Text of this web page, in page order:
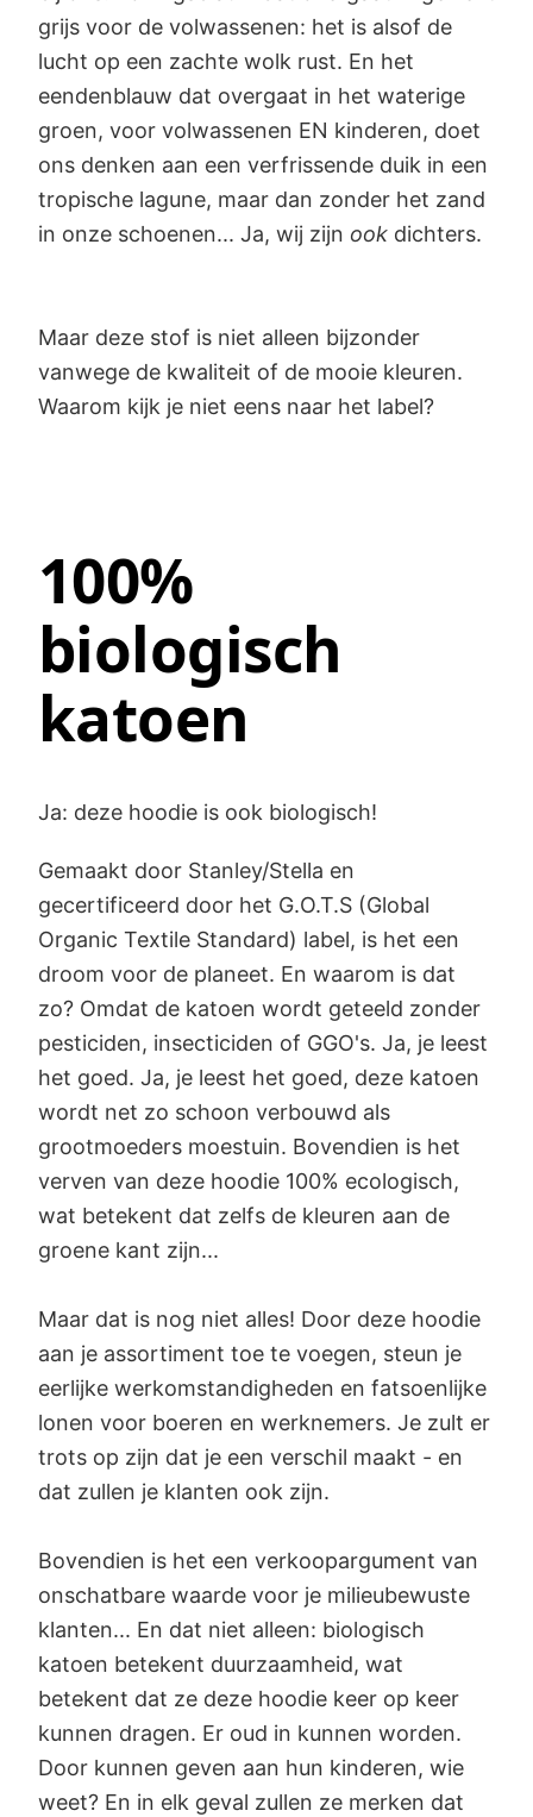
grijs voor de volwassenen: het is alsof de
lucht op een zachte wolk rust. En het
eendenblauw dat overgaat in het waterige
groen, voor volwassenen EN kinderen, doet
ons denken aan een verfrissende duik in een
tropische lagune, maar dan zonder het zand
in onze schoenen... Ja, wij zijn ook dichters.
Maar deze stof is niet alleen bijzonder
vanwege de kwaliteit of de mooie kleuren.
Waarom kijk je niet eens naar het label?
100%
biologisch
katoen
Ja: deze hoodie is ook biologisch!
Gemaakt door Stanley/Stella en
gecertificeerd door het G.O.T.S (Global
Organic Textile Standard) label, is het een
droom voor de planeet. En waarom is dat
zo? Omdat de katoen wordt geteeld zonder
pesticiden, insecticiden of GGO's. Ja, je leest
het goed. Ja, je leest het goed, deze katoen
wordt net zo schoon verbouwd als
grootmoeders moestuin. Bovendien is het
verven van deze hoodie 100% ecologisch,
wat betekent dat zelfs de kleuren aan de
groene kant zijn...
Maar dat is nog niet alles! Door deze hoodie
aan je assortiment toe te voegen, steun je
eerlijke werkomstandigheden en fatsoenlijke
lonen voor boeren en werknemers. Je zult er
trots op zijn dat je een verschil maakt - en
dat zullen je klanten ook zijn.
Bovendien is het een verkoopargument van
onschatbare waarde voor je milieubewuste
klanten... En dat niet alleen: biologisch
katoen betekent duurzaamheid, wat
betekent dat ze deze hoodie keer op keer
kunnen dragen. Er oud in kunnen worden.
Door kunnen geven aan hun kinderen, wie
weet? En in elk geval zullen ze merken dat